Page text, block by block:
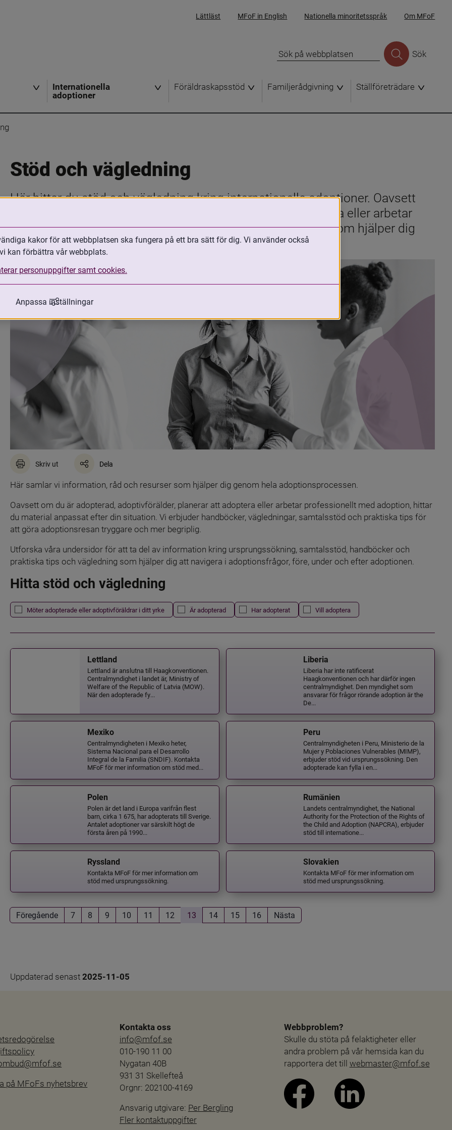
Lättläst MFoF in English Nationella minoritetsspråk Om MFoF
Sök
Internationella
adoptioner
Föräldraskapsstöd Familjerådgivning Ställföreträdare
Stöd och vägledning
Här hittar du stöd och vägledning kring internationella adoptioner. Oavsett
om du är adopterad, adoptivförälder, funderar på att adoptera eller arbetar
med adopterade, erbjuder vi råd, handböcker och resurser som hjälper dig
genom hela adoptionsprocessen.
Skriv ut Dela
Här samlar vi information, råd och resurser som hjälper dig genom hela adoptionsprocessen.
Oavsett om du är adopterad, adoptivförälder, planerar att adoptera eller arbetar professionellt med adoption, hittar
du material anpassat efter din situation. Vi erbjuder handböcker, vägledningar, samtalsstöd och praktiska tips för
att göra adoptionsresan tryggare och mer begriplig.
Utforska våra undersidor för att ta del av information kring ursprungssökning, samtalsstöd, handböcker och
praktiska tips och vägledning som hjälper dig att navigera i adoptionsfrågor, före, under och efter adoptionen.
Hitta stöd och vägledning
Filtrera resultatet
Det här formuläret postas automatiskt
Möter adopterade eller adoptivföräldrar i ditt yrke Är adopterad Har adopterat Vill adoptera
Lettland
Lettland är anslutna till Haagkonventionen.
Centralmyndighet i landet är, Ministry of
Welfare of the Republic of Latvia (MOW).
När den adopterade fy...
Liberia
Liberia har inte ratificerat
Haagkonventionen och har därför ingen
centralmyndighet. Den myndighet som
ansvarar för frågor rörande adoption är the
De...
Mexiko
Centralmyndigheten i Mexiko heter,
Sistema Nacional para el Desarrollo
Integral de la Familia (SNDIF). Kontakta
MFoF för mer information om stöd med...
Peru
Centralmyndigheten i Peru, Ministerio de la
Mujer y Poblaciones Vulnerables (MIMP),
erbjuder stöd vid ursprungssökning. Den
adopterade kan fylla i en...
Polen
Polen är det land i Europa varifrån flest
barn, cirka 1 675, har adopterats till Sverige.
Antalet adoptioner var särskilt högt de
första åren på 1990...
Rumänien
Landets centralmyndighet, the National
Authority for the Protection of the Rights of
the Child and Adoption (NAPCRA), erbjuder
stöd till internatione...
Ryssland
Kontakta MFoF för mer information om
stöd med ursprungssökning.
Slovakien
Kontakta MFoF för mer information om
stöd med ursprungssökning.
Föregående 7 8 9 10 11 12 13 14 15 16 Nästa
Uppdaterad senast 2025-11-05
på MFoFs nyhetsbrev
Kontakta oss
info@mfof.se
010-190 11 00
Nygatan 40B
931 31 Skellefteå
Orgnr: 202100-4169
Ansvarig utgivare: Per Bergling
Fler kontaktuppgifter
Webbproblem?
Skulle du stöta på felaktigheter eller
andra problem på vår hemsida kan du
rapportera det till webmaster@mfof.se
kakor för att webbplatsen ska fungera på ett bra sätt för dig. Vi använder också
kan förbättra vår webbplats.
personuppgifter samt cookies.
Anpassa inställningar